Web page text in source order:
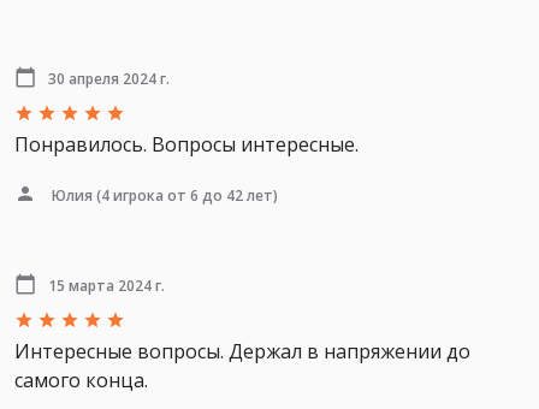
30 апреля 2024 г.
Понравилось. Вопросы интересные.
Юлия (4 игрока от 6 до 42 лет)
15 марта 2024 г.
Интересные вопросы. Держал в напряжении до
самого конца.